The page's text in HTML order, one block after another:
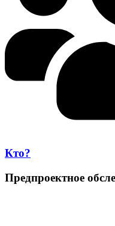
Кто?
Предпроектное